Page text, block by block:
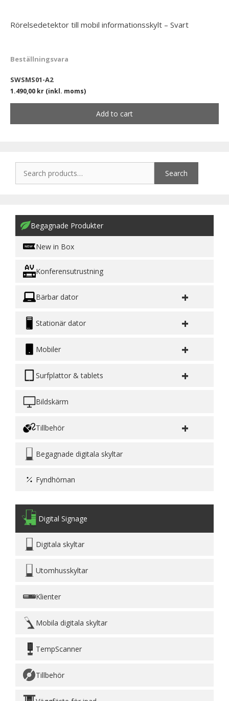
Rörelsedetektor till mobil informationsskylt – Svart
Beställningsvara
SWSMS01-A2
1.490,00 kr (inkl. moms)
Add to cart
Search
Begagnade Produkter
New in Box
Konferensutrustning
Bärbar dator +
Stationär dator +
Mobiler +
Surfplattor & tablets +
Bildskärm
Tillbehör +
Begagnade digitala skyltar
Fyndhörnan
Digital Signage
Digitala skyltar
Utomhusskyltar
Klienter
Mobila digitala skyltar
TempScanner
Tillbehör